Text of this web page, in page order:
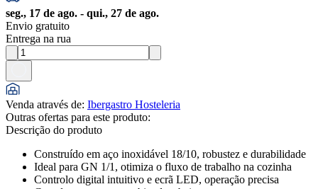
seg., 17 de ago. - qui., 27 de ago.
Envio gratuito
Entrega na rua
Venda através de: Ibergastro Hosteleria
Outras ofertas para este produto:
Descrição do produto
Construído em aço inoxidável 18/10, robustez e durabilidade
Ideal para GN 1/1, otimiza o fluxo de trabalho na cozinha
Controlo digital intuitivo e ecrã LED, operação precisa